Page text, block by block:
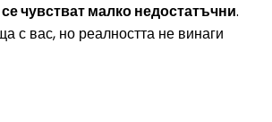
чувстват малко недостатъчни.
с вас, но реалността не винаги